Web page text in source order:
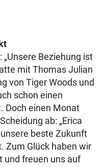
Beziehung ist
mit Thomas Julian
von Tiger Woods und
schon einen
Doch einen Monat
ab: „Erica
beste Zukunft
Zum Glück haben wir
und freuen uns auf